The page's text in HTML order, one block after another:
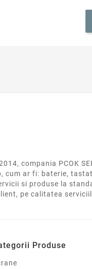
compania PCOK
cum ar fi: baterie,
si produse la
pe calitatea
Produse